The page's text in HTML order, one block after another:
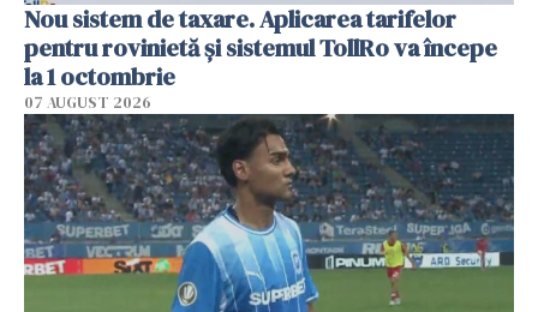
Nou sistem de taxare. Aplicarea tarifelor
pentru rovinietă şi sistemul TollRo va începe
la 1 octombrie
07 AUGUST 2026